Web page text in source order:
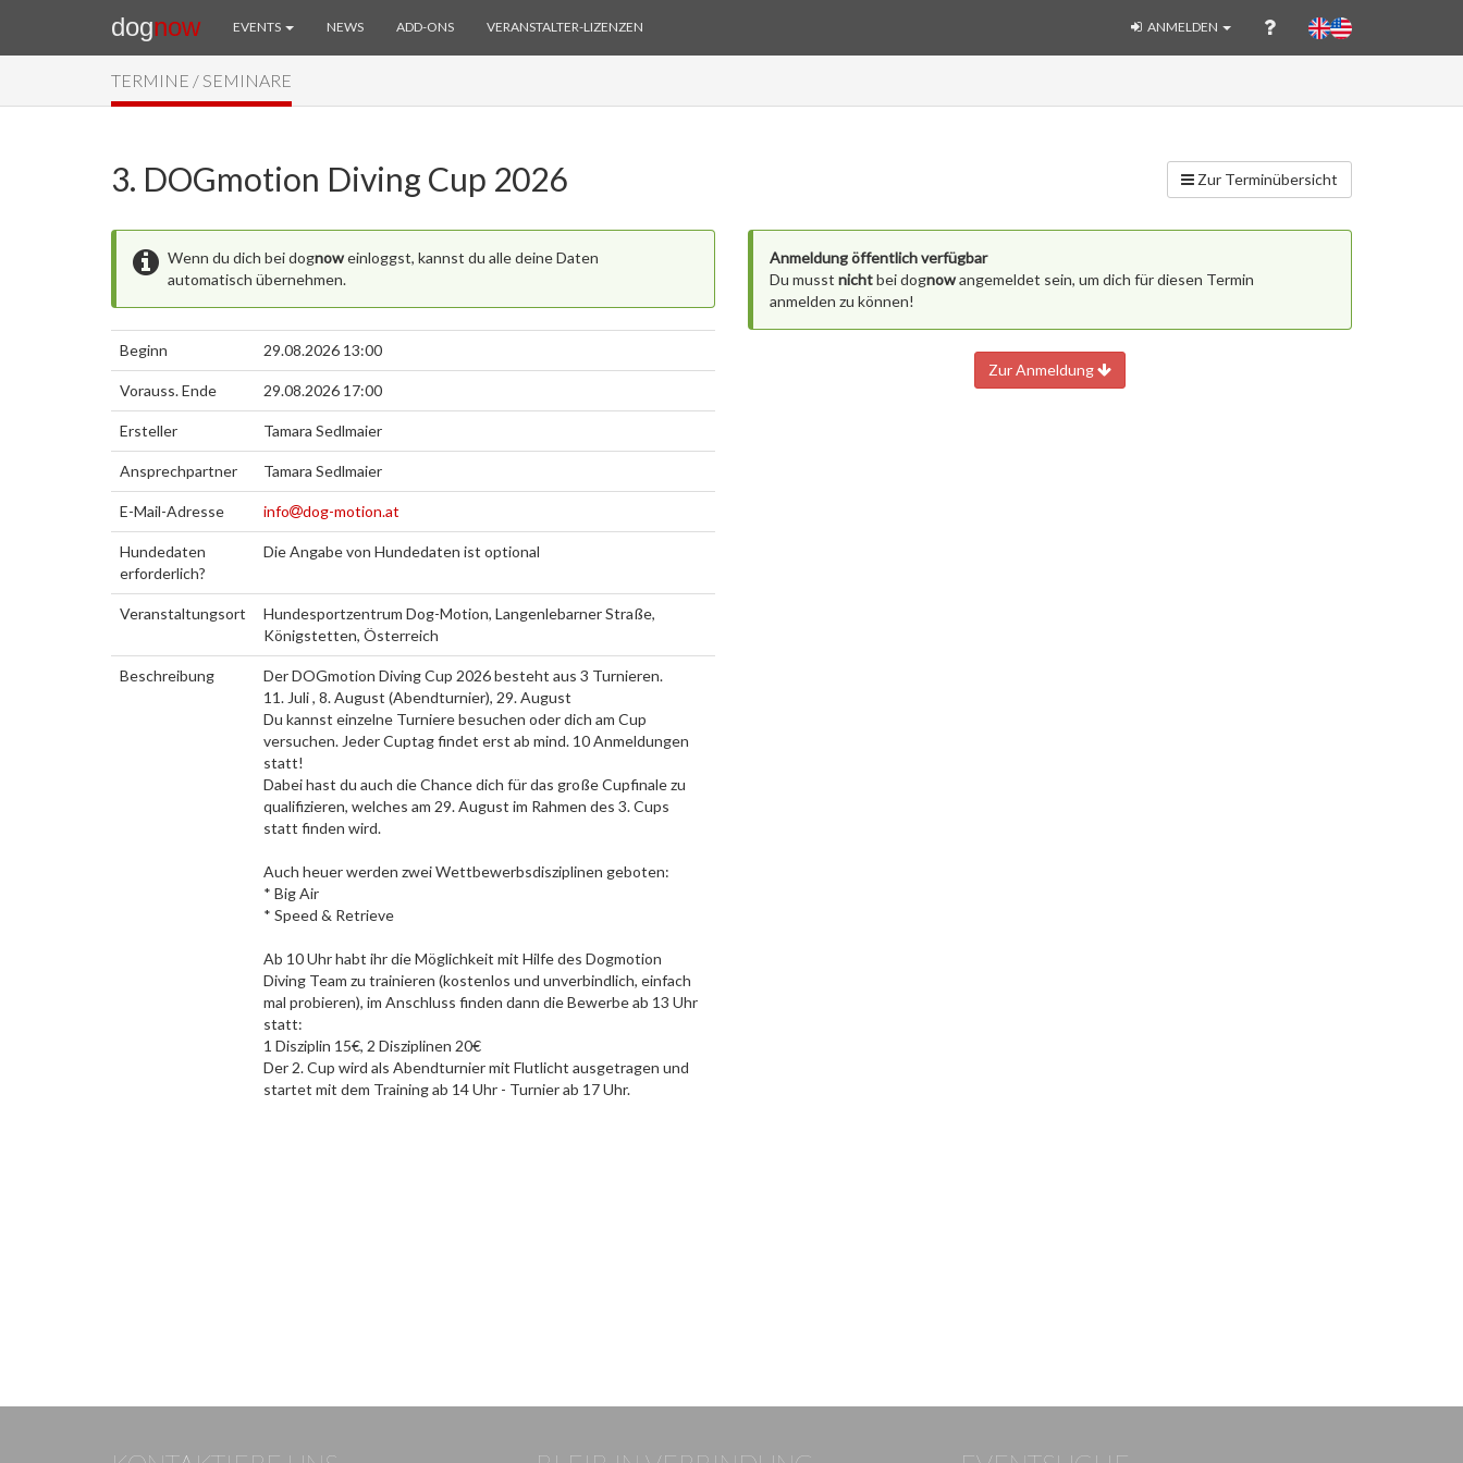
dognow EVENTS NEWS ADD-ONS VERANSTALTER-LIZENZEN ANMELDEN
TERMINE / SEMINARE
Zur Terminübersicht
3. DOGmotion Diving Cup 2026
Wenn du dich bei dognoweinloggst, kannst du alle deine Daten
automatisch übernehmen.
Beginn 29.08.2026 13:00
Vorauss. Ende 29.08.2026 17:00
Ersteller Tamara Sedlmaier
Ansprechpartner Tamara Sedlmaier
E-Mail-Adresse info dog-motion.at
Hundedaten
erforderlich?
Die Angabe von Hundedaten ist optional
Veranstaltungsort
Hundesportzentrum Dog-Motion, Langenlebarner Straße,
Königstetten, Österreich
Beschreibung
Der DOGmotion Diving Cup 2026 besteht aus 3 Turnieren.
11. Juli , 8. August (Abendturnier), 29. August
Du kannst einzelne Turniere besuchen oder dich am Cup
versuchen. Jeder Cuptag findet erst ab mind. 10 Anmeldungen
statt!
Dabei hast du auch die Chance dich für das große Cupfinale zu
qualifizieren, welches am 29. August im Rahmen des 3. Cups
statt finden wird.
Auch heuer werden zwei Wettbewerbsdisziplinen geboten:
* Big Air
* Speed & Retrieve
Ab 10 Uhr habt ihr die Möglichkeit mit Hilfe des Dogmotion
Diving Team zu trainieren (kostenlos und unverbindlich, einfach
mal probieren), im Anschluss finden dann die Bewerbe ab 13 Uhr
statt:
1 Disziplin 15€, 2 Disziplinen 20€
Der 2. Cup wird als Abendturnier mit Flutlicht ausgetragen und
startet mit dem Training ab 14 Uhr - Turnier ab 17 Uhr.
Anmeldung öffentlich verfügbar
Du musst nichtbei dognowangemeldet sein, um dich für diesen Termin
anmelden zu können!
Zur Anmeldung